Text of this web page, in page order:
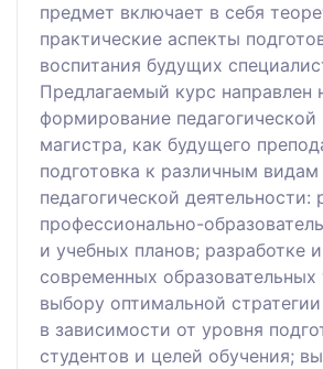
предмет включает в себя
практические аспекты
воспитания будущих
Предлагаемый курс направлен
формирование педагогической
магистра, как будущего
подготовка к различным видам
педагогической деятельности:
профессионально-
и учебных планов; разработке
современных образовательных
выбору оптимальной
в зависимости от уровня
студентов и целей обучения;